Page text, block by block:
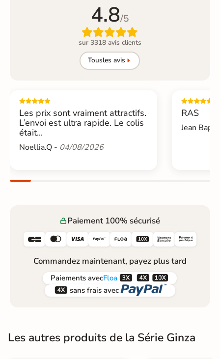
4.8/5

sur 3318 avis clients
Tousles avis
Les prix sont vraiment attractifs.
L’envoi est ultra rapide. Le colis
était...
Noellia.Q - 04/08/2026
RAS
Jean
Paiement 100% sécurisé
     
Commandez maintenant, payez plus tard
Paiements avecFloa  
 sans frais avec 
Les autres produits de la Série Ginza